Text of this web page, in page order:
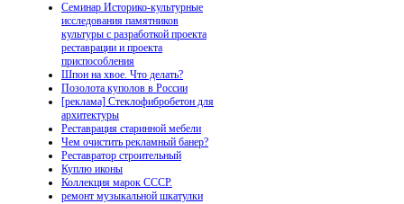
Семинар Историко-культурные
исследования памятников
культуры с разработкой проекта
реставрации и проекта
приспособления
Шпон на хвое. Что делать?
Позолота куполов в России
[реклама] Стеклофибробетон для
архитектуры
Реставрация старинной мебели
Чем очистить рекламный банер?
Реставратор строительный
Куплю иконы
Коллекция марок СССР.
ремонт музыкальной шкатулки